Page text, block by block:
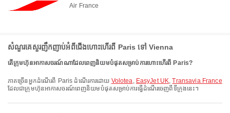
Air France
សំណួរគេសួរញឹកញាប់អំពីជើងហោះហើរពី Paris ទៅ Vienna
តើក្រុមហ៊ុនអាកាសចរណ៍ណាដែលពេញនិយមបំផុតសម្រាប់ការហោះហើរពី Paris?
ភាគច្រើនអ្នកដំណើរពី Paris ដំណើរការដោយ Volotea, EasyJet UK,Transavia France
ដែលជាក្រុមហ៊ុនអាកាសចរណ៍ពេញនិយមបំផុតសម្រាប់ការធ្វើដំណើរចេញពីទីក្រុងនេះ។